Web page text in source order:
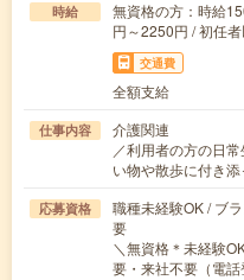
時給
無資格の方：時給
円～2250円 / 初任
交通費
全額支給
仕事内容
介護関連
／利用者の方の日
い物や散歩に付き
応募資格
職種未経験OK / ブ
要
＼無資格＊未経験
要・来社不要（電